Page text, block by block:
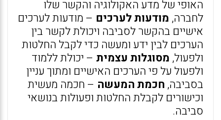
האופי של מדע האקולוגיה והקשר שלו
לחברה, מודעות לערכים – מודעות לערכים
אישיים בהקשר לסביבה ויכולת לקשר בין
הערכים לבין ידע ומעשה כדי לקבל החלטות
ולפעול, מסוגלות עצמית – יכולת ללמוד
ולפעול על פי הערכים האישיים ומתוך עניין
בסביבה, חכמת המעשה – חכמה מעשית
וכישורים לקבלת החלטות ופעולות בנושאי
סביבה.